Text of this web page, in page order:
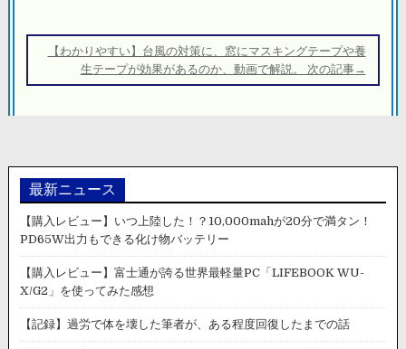
ー 【わかりやすい】台風の対策に、窓にマスキングテープや養
生テープが効果があるのか、動画で解説。 次の記事→
最新ニュース
【購入レビュー】いつ上陸した！？10,000mahが20分で満タン！
PD65W出力もできる化け物バッテリー
【購入レビュー】富士通が誇る世界最軽量PC「LIFEBOOK WU-
X/G2」を使ってみた感想
【記録】過労で体を壊した筆者が、ある程度回復したまでの話